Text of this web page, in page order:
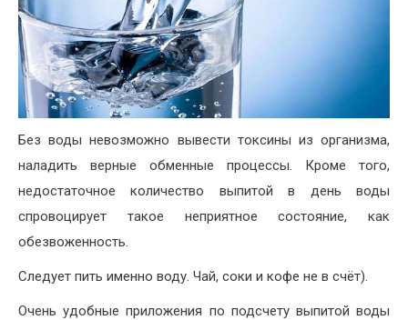
Без воды невозможно вывести токсины из организма,
наладить верные обменные процессы. Кроме того,
недостаточное количество выпитой в день воды
спровоцирует такое неприятное состояние, как
обезвоженность.
Следует пить именно воду. Чай, соки и кофе не в счёт).
Очень удобные приложения по подсчету выпитой воды